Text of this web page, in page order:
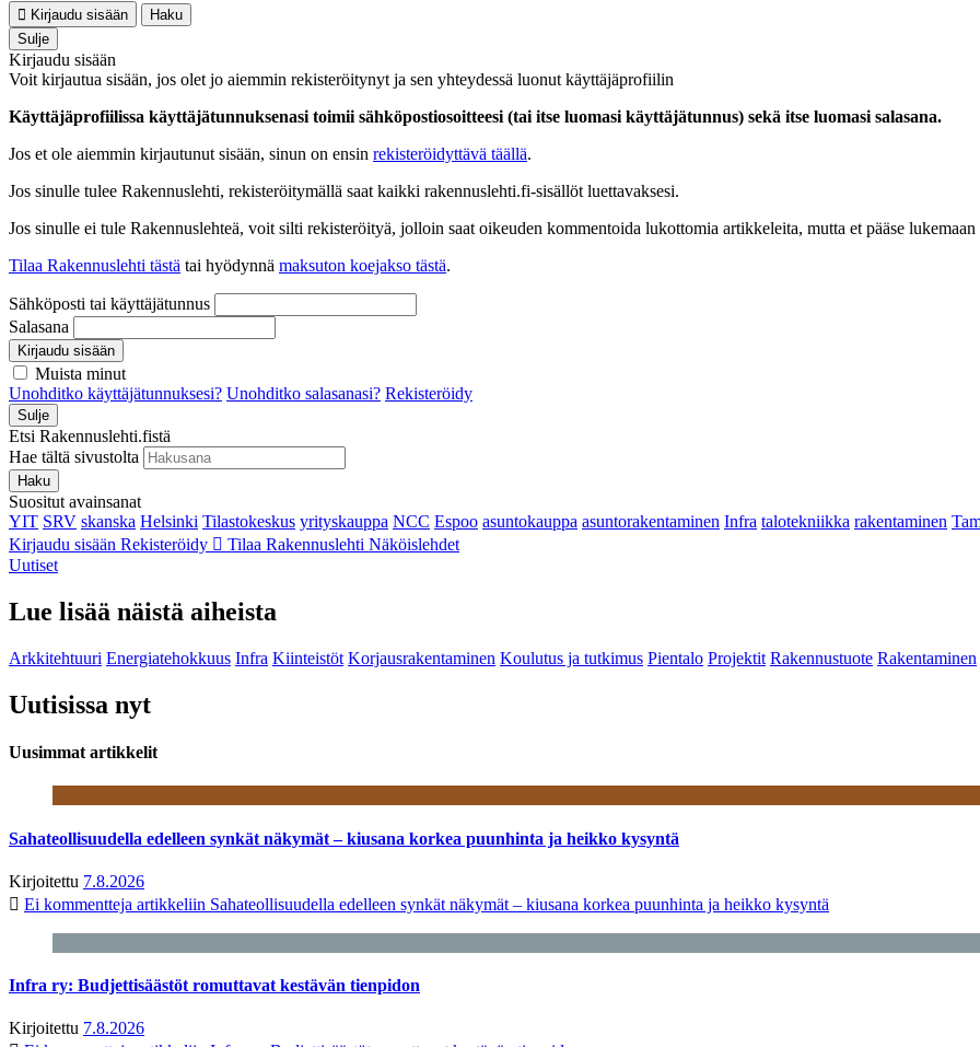
Kirjaudu sisään
Haku
Sulje
Kirjaudu sisään
Voit kirjautua sisään, jos olet jo aiemmin rekisteröitynyt ja sen yhteydessä luonut käyttäjäprofiilin
Käyttäjäprofiilissa käyttäjätunnuksenasi toimii sähköpostiosoitteesi (tai itse luomasi käyttäjätunnus) sekä itse luomasi salasana.
Jos et ole aiemmin kirjautunut sisään, sinun on ensin rekisteröidyttävä täällä.
Jos sinulle tulee Rakennuslehti, rekisteröitymällä saat kaikki rakennuslehti.fi-sisällöt luettavaksesi.
Jos sinulle ei tule Rakennuslehteä, voit silti rekisteröityä, jolloin saat oikeuden kommentoida lukottomia artikkeleita, mutta et pääse
Tilaa Rakennuslehti tästä tai hyödynnä maksuton koejakso tästä.
Sähköposti tai käyttäjätunnus
Salasana
Kirjaudu sisään
Muista minut
Unohditko käyttäjätunnuksesi? Unohditko salasanasi? Rekisteröidy
Sulje
Etsi Rakennuslehti.fistä
Hae tältä sivustolta
Haku
Suositut avainsanat
YIT SRV skanska Helsinki Tilastokeskus yrityskauppa NCC Espoo asuntokauppa asuntorakentaminen Infra talotekniikka rakentaminen
Kirjaudu sisään Rekisteröidy Tilaa Rakennuslehti Näköislehdet
Uutiset
Lue lisää näistä aiheista
Arkkitehtuuri Energiatehokkuus Infra Kiinteistöt Korjausrakentaminen Koulutus ja tutkimus Pientalo Projektit Rakennustuote Rakentaminen
Uutisissa nyt
Uusimmat artikkelit
Sahateollisuudella edelleen synkät näkymät – kiusana korkea puunhinta ja heikko kysyntä
Kirjoitettu 7.8.2026
Ei kommentteja artikkeliin Sahateollisuudella edelleen synkät näkymät – kiusana korkea puunhinta ja heikko kysyntä
Infra ry: Budjettisäästöt romuttavat kestävän tienpidon
Kirjoitettu 7.8.2026